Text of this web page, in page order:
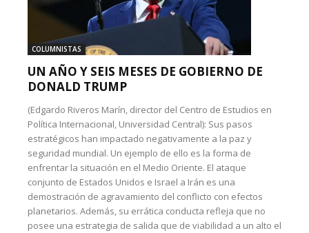
COLUMNISTAS
UN AÑO Y SEIS MESES DE GOBIERNO DE
DONALD TRUMP
(Edgardo Riveros Marín, director del Centro de Estudios en
Política Internacional, Universidad Central): Sus pasos
estratégicos han impactado negativamente a la paz y
seguridad mundial. Un ejemplo de ello es la forma de
enfrentar la situación en el Medio Oriente. El ataque
conjunto de Estados Unidos e Israel a Irán es una
demostración de agravamiento del conflicto con efectos
planetarios. Además, su errática conducta refleja que no
posee una estrategia de salida que de viabilidad a un alto el